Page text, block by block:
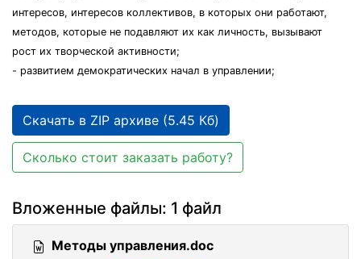
интересов, интересов коллективов, в которых они работают,
методов, которые не подавляют их как личность, вызывают
рост их творческой активности;
- развитием демократических начал в управлении;
Скачать в ZIP архиве (5.45 Кб)
Сколько стоит заказать работу?
Вложенные файлы: 1 файл
Методы управления.doc